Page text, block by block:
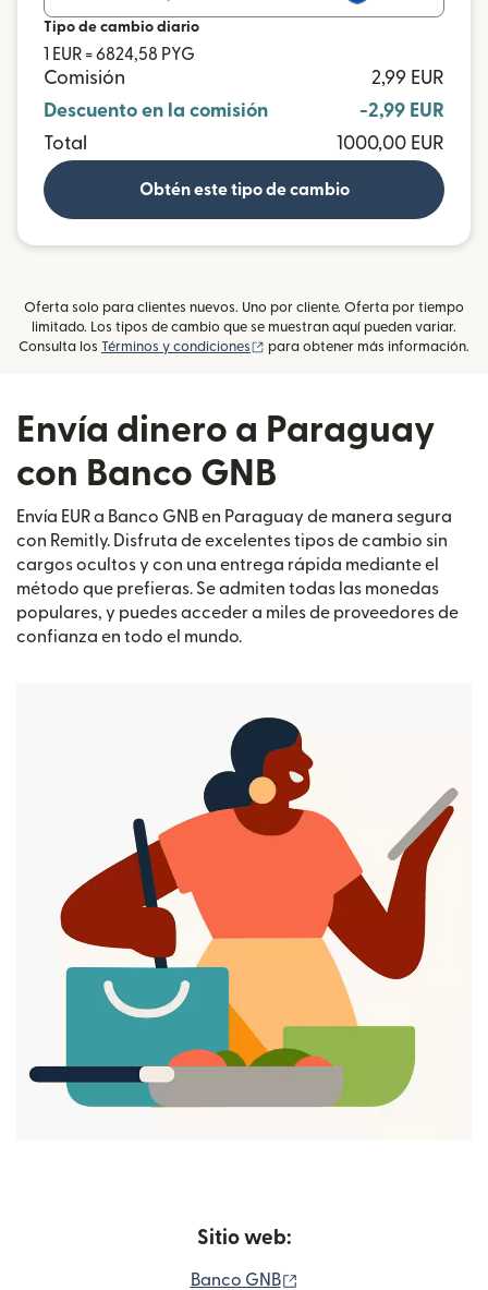
Tipo de cambio diario
1 EUR = 6824,58 PYG
Comisión
2,99 EUR
Descuento en la comisión
-2,99 EUR
Total
1000,00 EUR
Obtén este tipo de cambio
Oferta solo para clientes nuevos. Uno por cliente. Oferta por tiempo
limitado. Los tipos de cambio que se muestran aquí pueden variar.
Consulta los Términos y condiciones (se abre en una ventana nueva)
para obtener más información.
Envía dinero a Paraguay
con Banco GNB
Envía EUR a Banco GNB en Paraguay de manera segura
con Remitly. Disfruta de excelentes tipos de cambio sin
cargos ocultos y con una entrega rápida mediante el
método que prefieras. Se admiten todas las monedas
populares, y puedes acceder a miles de proveedores de
confianza en todo el mundo.
Sitio web:
Banco GNB